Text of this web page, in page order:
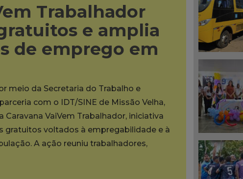
Trabalhador
e amplia
de emprego em
meio da Secretaria do Trabalho e
com o IDT/SINE de Missão Velha,
Caravana VaiVem Trabalhador, iniciativa
gratuitos voltados à empregabilidade e à
A ação reuniu trabalhadores,